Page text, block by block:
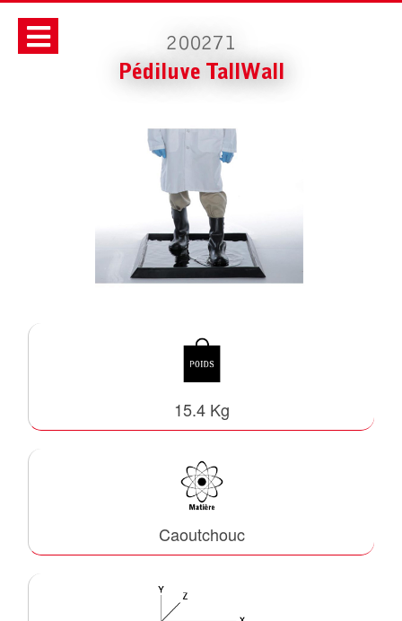
200271
Pédiluve TallWall
15.4 Kg
Caoutchouc